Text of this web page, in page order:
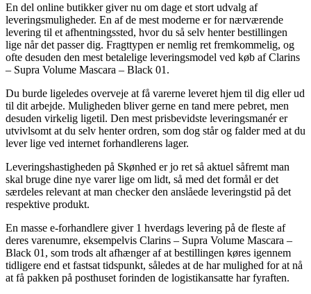
En del online butikker giver nu om dage et stort udvalg af
leveringsmuligheder. En af de mest moderne er for nærværende
levering til et afhentningssted, hvor du så selv henter bestillingen
lige når det passer dig. Fragttypen er nemlig ret fremkommelig, og
ofte desuden den mest betalelige leveringsmodel ved køb af Clarins
– Supra Volume Mascara – Black 01.
Du burde ligeledes overveje at få varerne leveret hjem til dig eller ud
til dit arbejde. Muligheden bliver gerne en tand mere pebret, men
desuden virkelig ligetil. Den mest prisbevidste leveringsmanér er
utvivlsomt at du selv henter ordren, som dog står og falder med at du
lever lige ved internet forhandlerens lager.
Leveringshastigheden på Skønhed er jo ret så aktuel såfremt man
skal bruge dine nye varer lige om lidt, så med det formål er det
særdeles relevant at man checker den anslåede leveringstid på det
respektive produkt.
En masse e-forhandlere giver 1 hverdags levering på de fleste af
deres varenumre, eksempelvis Clarins – Supra Volume Mascara –
Black 01, som trods alt afhænger af at bestillingen køres igennem
tidligere end et fastsat tidspunkt, således at de har mulighed for at nå
at få pakken på posthuset forinden de logistikansatte har fyraften.